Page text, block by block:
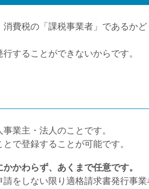
費税の「課税事業者」であるかど
することができないからです。
業主・法人のことです。
で登録することが可能です。
かわらず、あくまで任意です。
をしない限り適格請求書発行事業